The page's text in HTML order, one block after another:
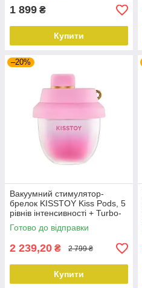
1 899 ₴
Купити
–20%
Вакуумний стимулятор-
брелок KISSTOY Kiss Pods, 5
рівнів інтенсивності + Turbo-
режим, 2 насадки
Готово до відправки
2 239,20 ₴ 2 799 ₴
Купити